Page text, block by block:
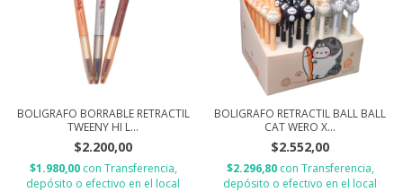
BOLIGRAFO BORRABLE RETRACTIL
TWEENY HI L...
$2.200,00
$1.980,00 con Transferencia,
depósito o efectivo en el local
BOLIGRAFO RETRACTIL BALL BALL
CAT WERO X...
$2.552,00
$2.296,80 con Transferencia,
depósito o efectivo en el local